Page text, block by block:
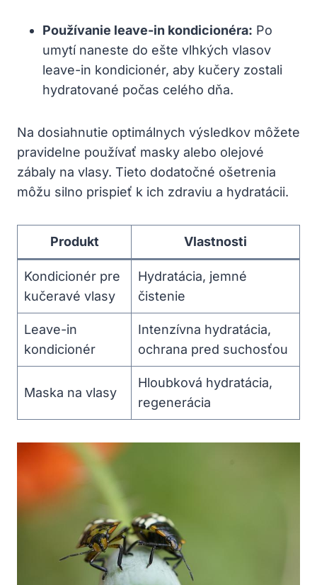
Používanie leave-in kondicionéra: Po
umytí naneste do ešte vlhkých ⁤vlasov
‌leave-in kondicionér, aby kučery zostali
hydratované počas celého dňa.
Na dosiahnutie optimálnych výsledkov môžete
pravidelne používať masky alebo olejové⁤
zábaly⁢ na vlasy. Tieto dodatočné ošetrenia
môžu silno prispieť ⁢k ‍ich zdraviu a hydratácii.
Produkt Vlastnosti
Kondicionér⁤ pre
kučeravé vlasy
Hydratácia, jemné
čistenie
Leave-in
kondicionér
Intenzívna hydratácia,
ochrana pred suchosťou
Maska na vlasy
Hloubková hydratácia,
regenerácia